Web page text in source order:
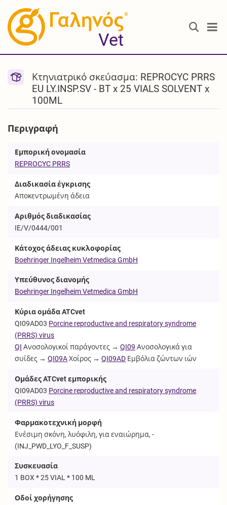
®
Vet
Κτηνιατρικό σκεύασμα: REPROCYC PRRS
EU LY.INSP.SV - BT x 25 VIALS SOLVENT x
100ML
Περιγραφή
Εμπορική ονομασία
REPROCYC PRRS
Διαδικασία έγκρισης
Αποκεντρωμένη άδεια
Αριθμός διαδικασίας
IE/V/0444/001
Κάτοχος άδειας κυκλοφορίας
Boehringer Ingelheim Vetmedica GmbH
Υπεύθυνος διανομής
Boehringer Ingelheim Vetmedica GmbH
Κύρια ομάδα ATCvet
QI09AD03 Porcine reproductive and respiratory syndrome
(PRRS) virus
QI Ανοσολογικοί παράγοντες →QI09 Ανοσολογικά για
συΐδες →QI09AΧοίρος →QI09AD Εμβόλια ζώντων ιών
Ομάδες ATCvet εμπορικής
QI09AD03 Porcine reproductive and respiratory syndrome
(PRRS) virus
Φαρμακοτεχνική μορφή
Ενέσιμη σκόνη, λυόφιλη, για εναιώρημα, -
(INJ_PWD_LYO_F_SUSP)
Συσκευασία
1 BOX * 25 VIAL * 100 ML
Οδοί χορήγησης